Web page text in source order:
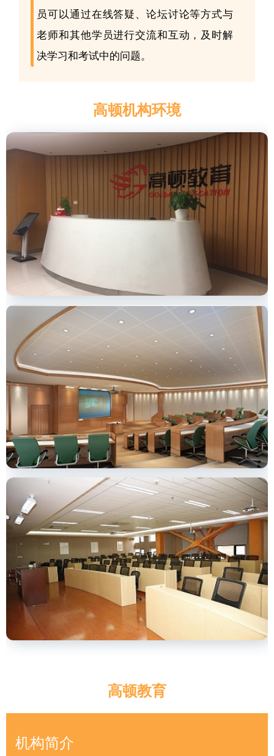
员可以通过在线答疑、论坛讨论等方式与
老师和其他学员进行交流和互动，及时解
决学习和考试中的问题。
高顿机构环境
高顿教育
机构简介